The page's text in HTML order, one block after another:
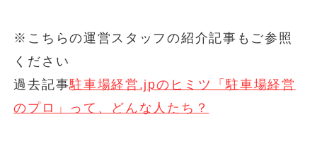
※こちらの運営スタッフの紹介記事もご参照
ください
過去記事駐車場経営.jpのヒミツ「駐車場経営
のプロ」って、どんな人たち？